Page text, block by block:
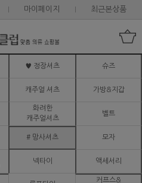
마이페이지 최근본상품
♥ 정장셔츠 슈즈
캐주얼 셔츠 가방&지갑
화려한
캐주얼셔츠
벨트
# 망사셔츠 모자
넥타이 액세서리
커프스&